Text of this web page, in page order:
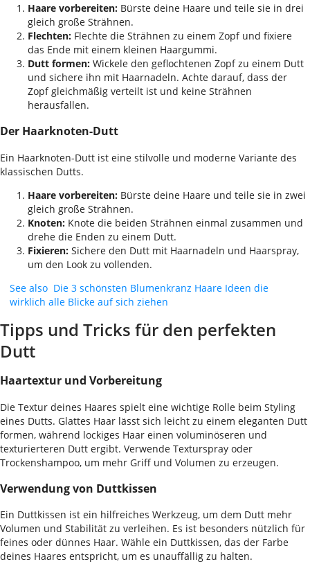
Haare vorbereiten: Bürste deine Haare und teile sie in drei
gleich große Strähnen.
Flechten: Flechte die Strähnen zu einem Zopf und fixiere
das Ende mit einem kleinen Haargummi.
Dutt formen: Wickele den geflochtenen Zopf zu einem Dutt
und sichere ihn mit Haarnadeln. Achte darauf, dass der
Zopf gleichmäßig verteilt ist und keine Strähnen
herausfallen.
Der Haarknoten-Dutt
Ein Haarknoten-Dutt ist eine stilvolle und moderne Variante des
klassischen Dutts.
Haare vorbereiten: Bürste deine Haare und teile sie in zwei
gleich große Strähnen.
Knoten: Knote die beiden Strähnen einmal zusammen und
drehe die Enden zu einem Dutt.
Fixieren: Sichere den Dutt mit Haarnadeln und Haarspray,
um den Look zu vollenden.
See also Die 3 schönsten Blumenkranz Haare Ideen die
wirklich alle Blicke auf sich ziehen
Tipps und Tricks für den perfekten
Dutt
Haartextur und Vorbereitung
Die Textur deines Haares spielt eine wichtige Rolle beim Styling
eines Dutts. Glattes Haar lässt sich leicht zu einem eleganten Dutt
formen, während lockiges Haar einen voluminöseren und
texturierteren Dutt ergibt. Verwende Texturspray oder
Trockenshampoo, um mehr Griff und Volumen zu erzeugen.
Verwendung von Duttkissen
Ein Duttkissen ist ein hilfreiches Werkzeug, um dem Dutt mehr
Volumen und Stabilität zu verleihen. Es ist besonders nützlich für
feines oder dünnes Haar. Wähle ein Duttkissen, das der Farbe
deines Haares entspricht, um es unauffällig zu halten.